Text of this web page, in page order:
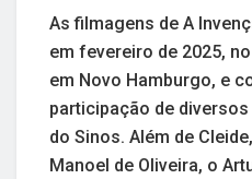
As filmagens de A
em fevereiro de 2025,
em Novo Hamburgo, e
participação de
do Sinos. Além de
Manoel de Oliveira, o